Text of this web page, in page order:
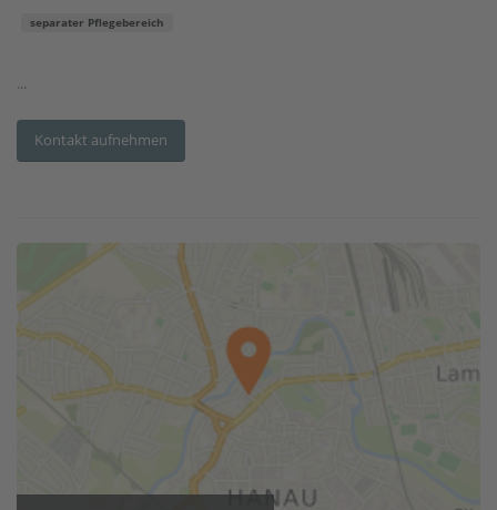
separater Pflegebereich
...
Kontakt aufnehmen